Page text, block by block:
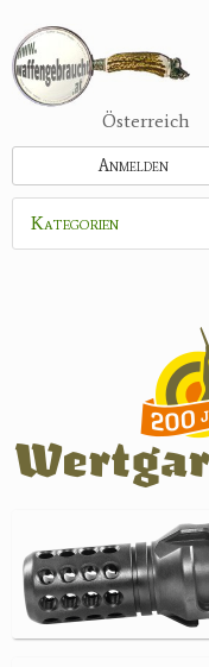
zum
Inhalt
Österreich
Anmelden
Kategorien
Schrotmunition
Büchsenpatronen
Faustfeuerwaffen
Randfeuerwaffen
Sonstige Munition
Optik
Bogensport